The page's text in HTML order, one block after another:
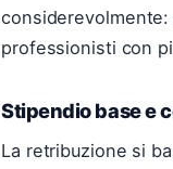
professionisti con
Stipendio base e
La retribuzione si